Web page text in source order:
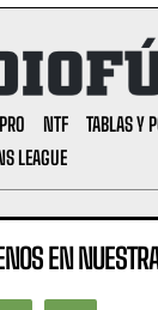
NTF
TABLAS Y
LEAGUE
EN